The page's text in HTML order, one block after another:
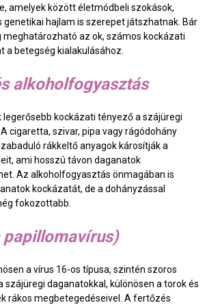
amelyek között életmódbeli szokások,
genetikai hajlam is szerepet játszhatnak. Bár
meghatározható az ok, számos kockázati
a betegség kialakulásához.
alkoholfogyasztás
legerősebb kockázati tényező a szájüregi
cigaretta, szivar, pipa vagy rágódohány
rákkeltő anyagok károsítják a
ami hosszú távon daganatok
Az alkoholfogyasztás önmagában is
kockázatát, de a dohányzással
fokozottabb.
papillomavírus)
a vírus 16-os típusa, szintén szoros
daganatokkal, különösen a torok és
rákos megbetegedéseivel. A fertőzés